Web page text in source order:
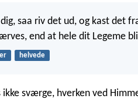
saa riv det ud, og kast det
end at hele dit Legeme
helvede
sværge, hverken ved